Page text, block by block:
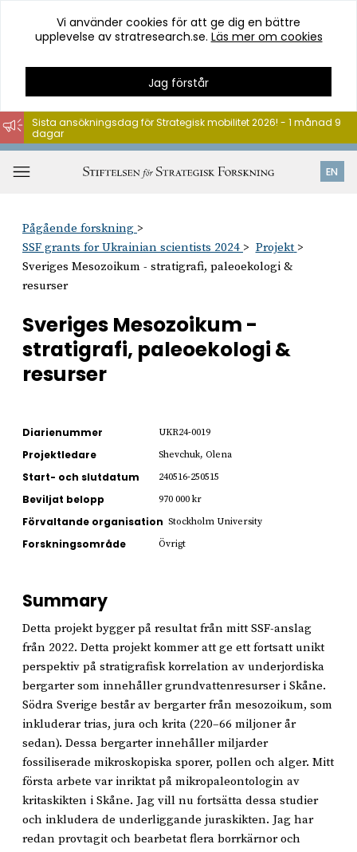
Hoppa
till
innehåll
Vi använder cookies för att ge dig en bättre
upplevelse av stratresearch.se. Läs mer om cookies
Jag förstår
EN
Sista ansökningsdag för Strategisk mobilitet 2026! - 1 månad 9
dagar
Pågående forskning
SSF grants for Ukrainian scientists 2024
Projekt
Sveriges Mesozoikum - stratigrafi, paleoekologi &
resurser
Sveriges Mesozoikum -
stratigrafi, paleoekologi &
resurser
Diarienummer UKR24-0019
Projektledare Shevchuk, Olena
Start- och slutdatum 240516-250515
Beviljat belopp 970 000 kr
Förvaltande organisation Stockholm University
Forskningsområde Övrigt
Summary
Detta projekt bygger på resultat från mitt SSF-anslag
från 2022. Detta projekt kommer att ge ett fortsatt unikt
perspektiv på stratigrafisk korrelation av underjordiska
bergarter som innehåller grundvattenresurser i Skåne.
Södra Sverige består av bergarter från mesozoikum, som
inkluderar trias, jura och krita (220–66 miljoner år
sedan). Dessa bergarter innehåller miljarder
fossiliserade mikroskopiska sporer, pollen och alger. Mitt
första arbete var inriktat på mikropaleontologin av
kritaskikten i Skåne. Jag vill nu fortsätta dessa studier
och inkludera de underliggande juraskikten. Jag har
redan provtagit och bearbetat flera borrkärnor och